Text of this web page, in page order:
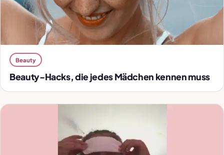
Beauty
Beauty-Hacks, die jedes Mädchen kennen muss